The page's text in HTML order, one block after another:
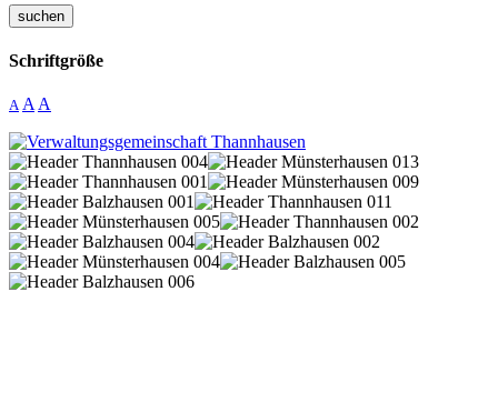
suchen
Schriftgröße
A A A